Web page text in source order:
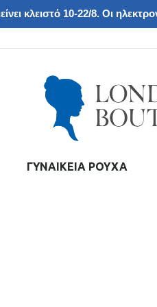
κλειστό 10-22/8. Οι
ΓΥΝΑΙΚΕΙΑ ΡΟΥΧΑ